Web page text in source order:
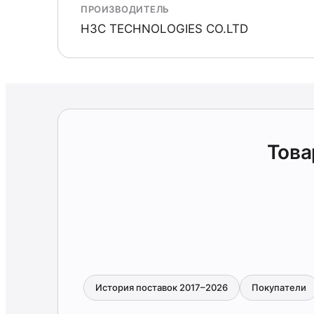
ПРОИЗВОДИТЕЛЬ
Н3С TECHNOLOGIES СО.LTD
История поставок 2017–2026 Покупатели